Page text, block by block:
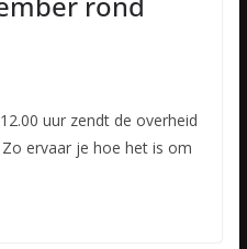
uur zendt de overheid
ervaar je hoe het is om